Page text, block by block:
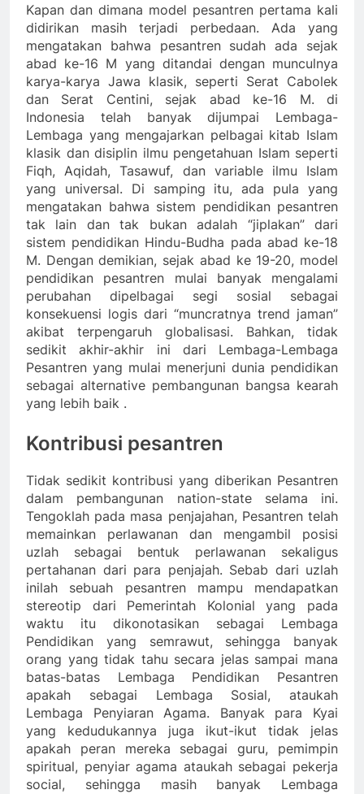
Kapan dan dimana model pesantren pertama kali
didirikan masih terjadi perbedaan. Ada yang
mengatakan bahwa pesantren sudah ada sejak
abad ke-16 M yang ditandai dengan munculnya
karya-karya Jawa klasik, seperti Serat Cabolek
dan Serat Centini, sejak abad ke-16 M. di
Indonesia telah banyak dijumpai Lembaga-
Lembaga yang mengajarkan pelbagai kitab Islam
klasik dan disiplin ilmu pengetahuan Islam seperti
Fiqh, Aqidah, Tasawuf, dan variable ilmu Islam
yang universal. Di samping itu, ada pula yang
mengatakan bahwa sistem pendidikan pesantren
tak lain dan tak bukan adalah “jiplakan” dari
sistem pendidikan Hindu-Budha pada abad ke-18
M. Dengan demikian, sejak abad ke 19-20, model
pendidikan pesantren mulai banyak mengalami
perubahan dipelbagai segi sosial sebagai
konsekuensi logis dari “muncratnya trend jaman”
akibat terpengaruh globalisasi. Bahkan, tidak
sedikit akhir-akhir ini dari Lembaga-Lembaga
Pesantren yang mulai menerjuni dunia pendidikan
sebagai alternative pembangunan bangsa kearah
yang lebih baik .
Kontribusi pesantren
Tidak sedikit kontribusi yang diberikan Pesantren
dalam pembangunan nation-state selama ini.
Tengoklah pada masa penjajahan, Pesantren telah
memainkan perlawanan dan mengambil posisi
uzlah sebagai bentuk perlawanan sekaligus
pertahanan dari para penjajah. Sebab dari uzlah
inilah sebuah pesantren mampu mendapatkan
stereotip dari Pemerintah Kolonial yang pada
waktu itu dikonotasikan sebagai Lembaga
Pendidikan yang semrawut, sehingga banyak
orang yang tidak tahu secara jelas sampai mana
batas-batas Lembaga Pendidikan Pesantren
apakah sebagai Lembaga Sosial, ataukah
Lembaga Penyiaran Agama. Banyak para Kyai
yang kedudukannya juga ikut-ikut tidak jelas
apakah peran mereka sebagai guru, pemimpin
spiritual, penyiar agama ataukah sebagai pekerja
social, sehingga masih banyak Lembaga